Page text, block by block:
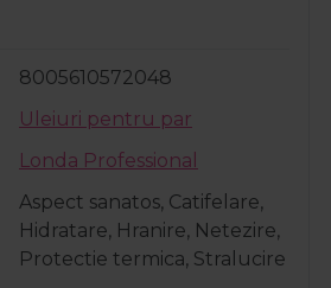
8005610572048
Uleiuri pentru par
Londa Professional
Aspect sanatos, Catifelare,
Hidratare, Hranire, Netezire,
Protectie termica, Stralucire